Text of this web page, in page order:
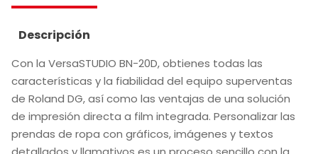
Descripción
Con la VersaSTUDIO BN-20D, obtienes todas las
características y la fiabilidad del equipo superventas
de Roland DG, así como las ventajas de una solución
de impresión directa a film integrada. Personalizar las
prendas de ropa con gráficos, imágenes y textos